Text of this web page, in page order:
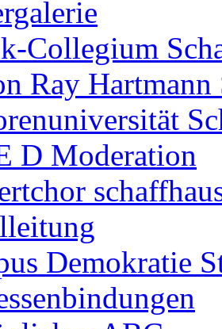
Collegium
Ray
D Moderation
Demokratie